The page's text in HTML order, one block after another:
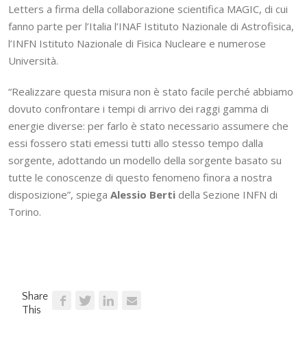
Letters a firma della collaborazione scientifica MAGIC, di cui
fanno parte per l’Italia l’INAF Istituto Nazionale di Astrofisica,
l’INFN Istituto Nazionale di Fisica Nucleare e numerose
Università.
“Realizzare questa misura non è stato facile perché abbiamo
dovuto confrontare i tempi di arrivo dei raggi gamma di
energie diverse: per farlo è stato necessario assumere che
essi fossero stati emessi tutti allo stesso tempo dalla
sorgente, adottando un modello della sorgente basato su
tutte le conoscenze di questo fenomeno finora a nostra
disposizione”, spiega Alessio Berti della Sezione INFN di
Torino.
Share
This